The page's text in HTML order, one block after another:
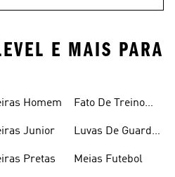
E MAIS PARA
Homem
Junior
Pretas
Fato De Treino
Luvas De Guarda
Meias Futebol